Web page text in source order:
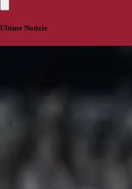
Ultime Notizie